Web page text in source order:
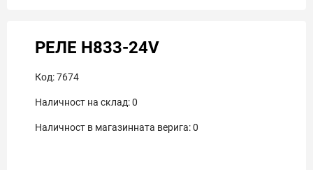
РЕЛЕ H833-24V
Код:7674
Наличност на склад:0
Наличност в магазинната верига:0